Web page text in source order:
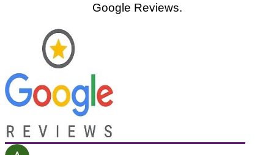
Google Reviews.